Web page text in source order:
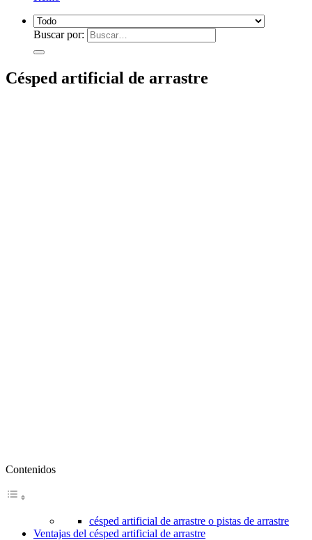
Buscar por:
Césped artificial de arrastre
Contenidos
césped artificial de arrastre o pistas de arrastre
Ventajas del césped artificial de arrastre